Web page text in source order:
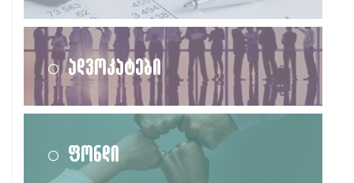
ადვოკატები
ფონდი